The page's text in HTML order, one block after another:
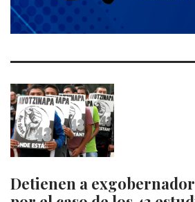
Detienen a